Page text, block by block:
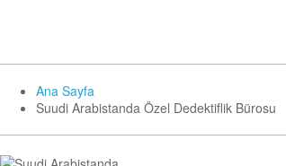
Ana Sayfa
Suudi Arabistanda Özel Dedektiflik Bürosu